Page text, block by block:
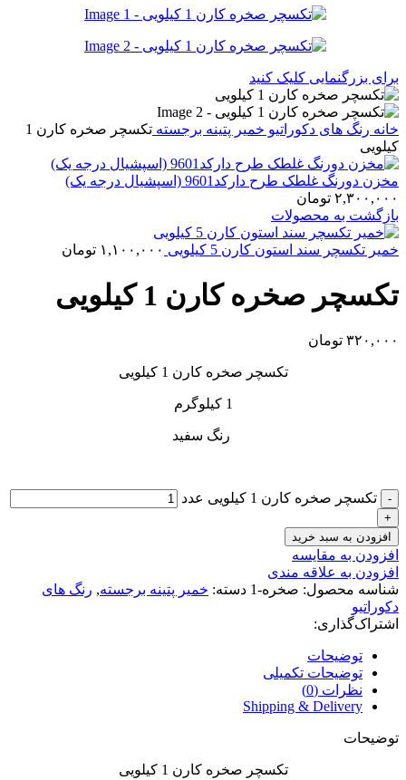
برای بزرگنمایی کلیک کنید
خانه رنگ های دکوراتیو خمیر پتینه برجسته
تکسچر صخره کارن 1
کیلویی
مخزن دورنگ غلطک طرح دارکد9601 (اسپشیال درجه یک)
۲,۳۰۰,۰۰۰ تومان
بازگشت به محصولات
خمیر تکسچر سند استون کارن 5 کیلویی ۱,۱۰۰,۰۰۰ تومان
تکسچر صخره کارن 1 کیلویی
۳۲۰,۰۰۰ تومان
تکسچر صخره کارن 1 کیلویی
1 کیلوگرم
رنگ سفید
تکسچر صخره کارن 1 کیلویی عدد
افزودن به سبد خرید
افزودن به مقایسه
افزودن به علاقه مندی
شناسه محصول: صخره-1 دسته: خمیر پتینه برجسته, رنگ های
دکوراتیو
اشتراک‌گذاری:
توضیحات
توضیحات تکمیلی
نظرات (0)
Shipping & Delivery
توضیحات
تکسچر صخره کارن 1 کیلویی